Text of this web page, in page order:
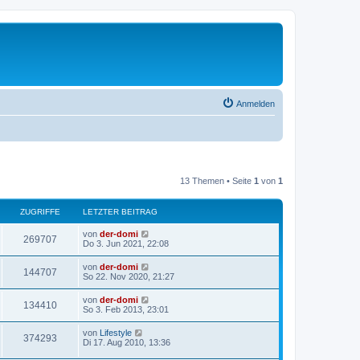
Anmelden
13 Themen • Seite 1 von 1
ZUGRIFFE LETZTER BEITRAG
269707
u
i
L
e
t
e
r
B
e
i
t
r
a
g
von der-domi
Do 3. Jun 2021, 22:08
144707
u
L
e
t
e
r
B
e
von der-domi
So 22. Nov 2020, 21:27
134410Z
u
L
e
t
e
r
von der-domi
So 3. Feb 2013, 23:01
374293
L
e
von Lifestyle
Di 17. Aug 2010, 13:36